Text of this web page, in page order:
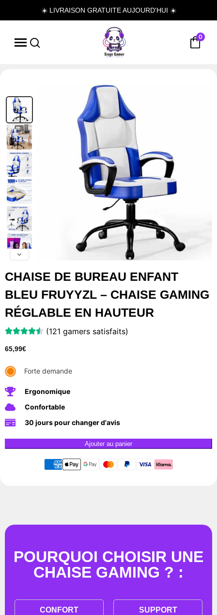
☀️ LIVRAISON GRATUITE AUJOURD'HUI ☀️
0
CHAISE DE BUREAU ENFANT
BLEU FRUYYZL – CHAISE GAMING
RÉGLABLE EN HAUTEUR
(121 gamers satisfaits)
65,99€
Forte demande
Ergonomique
Confortable
30 jours pour changer d'avis
Ajouter au panier
POURQUOI CHOISIR UNE
CHAISE GAMING ? :
CONFORT
SUPPORT